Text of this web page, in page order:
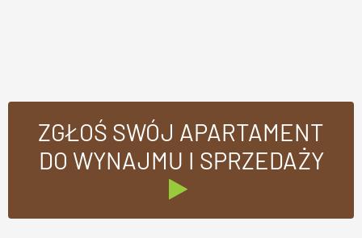
ZGŁOŚ SWÓJ APARTAMENT
DO WYNAJMU I SPRZEDAŻY